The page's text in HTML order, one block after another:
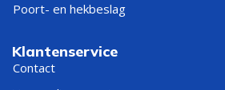
Poort- en hekbeslag
Klantenservice
Contact